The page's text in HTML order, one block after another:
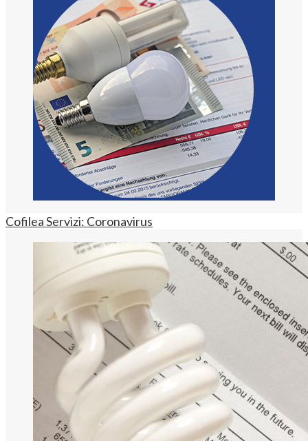
Cofilea Servizi: Coronavirus